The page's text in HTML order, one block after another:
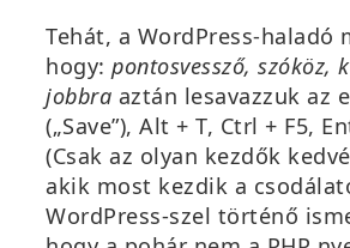
Tehát, a WordPress-haladó
hogy: pontosvessző, szóköz,
jobbra aztán lesavazzuk az
(„Save”), Alt + T, Ctrl + F5,
(Csak az olyan kezdők
akik most kezdik a
WordPress-szel történő